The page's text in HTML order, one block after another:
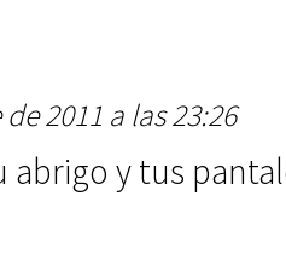
2011 a las 23:26
abrigo y tus